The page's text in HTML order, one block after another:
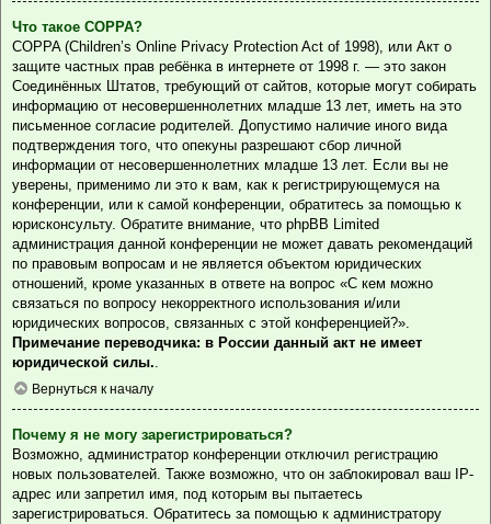
Что такое COPPA?
COPPA (Children’s Online Privacy Protection Act of 1998), или Акт о
защите частных прав ребёнка в интернете от 1998 г. — это закон
Соединённых Штатов, требующий от сайтов, которые могут собирать
информацию от несовершеннолетних младше 13 лет, иметь на это
письменное согласие родителей. Допустимо наличие иного вида
подтверждения того, что опекуны разрешают сбор личной
информации от несовершеннолетних младше 13 лет. Если вы не
уверены, применимо ли это к вам, как к регистрирующемуся на
конференции, или к самой конференции, обратитесь за помощью к
юрисконсульту. Обратите внимание, что phpBB Limited
администрация данной конференции не может давать рекомендаций
по правовым вопросам и не является объектом юридических
отношений, кроме указанных в ответе на вопрос «С кем можно
связаться по вопросу некорректного использования и/или
юридических вопросов, связанных с этой конференцией?».
Примечание переводчика: в России данный акт не имеет
юридической силы..
Вернуться к началу
Почему я не могу зарегистрироваться?
Возможно, администратор конференции отключил регистрацию
новых пользователей. Также возможно, что он заблокировал ваш IP-
адрес или запретил имя, под которым вы пытаетесь
зарегистрироваться. Обратитесь за помощью к администратору